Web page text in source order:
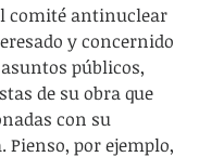
comité antinuclear
y concernido
públicos,
de su obra que
con su
por ejemplo,